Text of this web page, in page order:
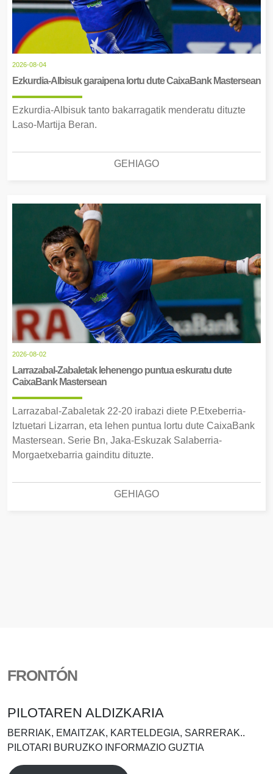
2026-08-04
Ezkurdia-Albisuk garaipena lortu dute CaixaBank Mastersean
Ezkurdia-Albisuk tanto bakarragatik menderatu dituzte
Laso-Martija Beran.
GEHIAGO
2026-08-02
Larrazabal-Zabaletak lehenengo puntua eskuratu dute
CaixaBank Mastersean
Larrazabal-Zabaletak 22-20 irabazi diete P.Etxeberria-
Iztuetari Lizarran, eta lehen puntua lortu dute CaixaBank
Mastersean. Serie Bn, Jaka-Eskuzak Salaberria-
Morgaetxebarria gainditu dituzte.
GEHIAGO
FRONTÓN
PILOTAREN ALDIZKARIA
BERRIAK, EMAITZAK, KARTELDEGIA, SARRERAK..
PILOTARI BURUZKO INFORMAZIO GUZTIA